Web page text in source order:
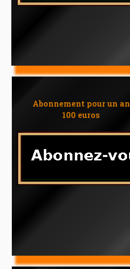
Abonnement pour un an
100 euros